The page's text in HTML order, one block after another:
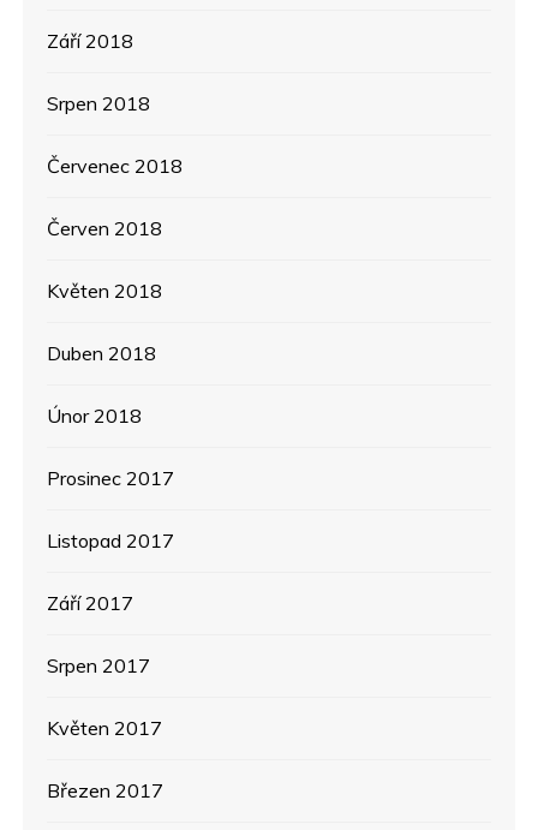
Září 2018
Srpen 2018
Červenec 2018
Červen 2018
Květen 2018
Duben 2018
Únor 2018
Prosinec 2017
Listopad 2017
Září 2017
Srpen 2017
Květen 2017
Březen 2017